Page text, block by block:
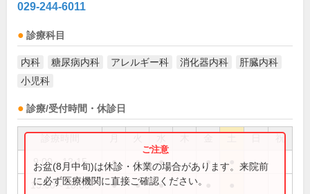
029-244-6011
診療科目
内科 糖尿病内科 アレルギー科 消化器内科
肝臓内科
小児科
診療/受付時間・休診日
祝
9:00～12:15 ● ● ● ●
15:00～18:00 ● ● ●
お盆(8月中旬)は休診・休業の場合があります。来院前
に必ず医療機関に直接ご確認ください。